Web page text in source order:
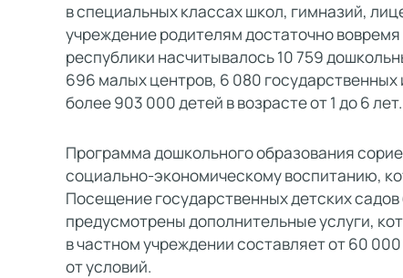
в специальных классах школ, гимназий,
учреждение родителям достаточно
республики насчитывалось 10 759
696 малых центров, 6 080
более 903 000 детей в возрасте от 1 до 6 лет.
Программа дошкольного образования
социально-экономическому воспитанию,
Посещение государственных детских
предусмотрены дополнительные услуги,
в частном учреждении составляет от 60
от условий.